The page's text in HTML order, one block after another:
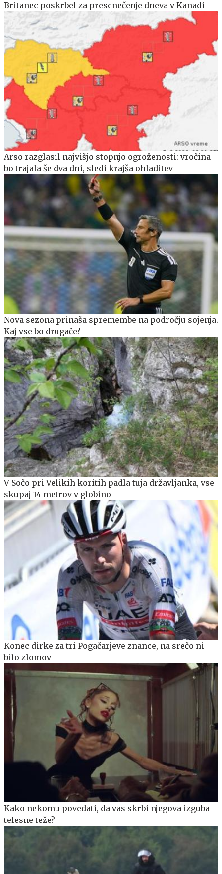
Britanec poskrbel za presenečenje dneva v Kanadi
Arso razglasil najvišjo stopnjo ogroženosti: vročina
bo trajala še dva dni, sledi krajša ohladitev
Nova sezona prinaša spremembe na področju sojenja.
Kaj vse bo drugače?
V Sočo pri Velikih koritih padla tuja državljanka, vse
skupaj 14 metrov v globino
Konec dirke za tri Pogačarjeve znance, na srečo ni
bilo zlomov
Kako nekomu povedati, da vas skrbi njegova izguba
telesne teže?